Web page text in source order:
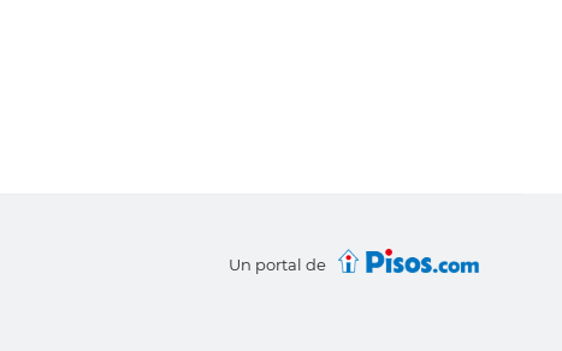
Un portal de